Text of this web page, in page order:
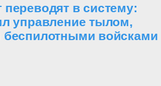
в систему:
управление тылом,
войсками